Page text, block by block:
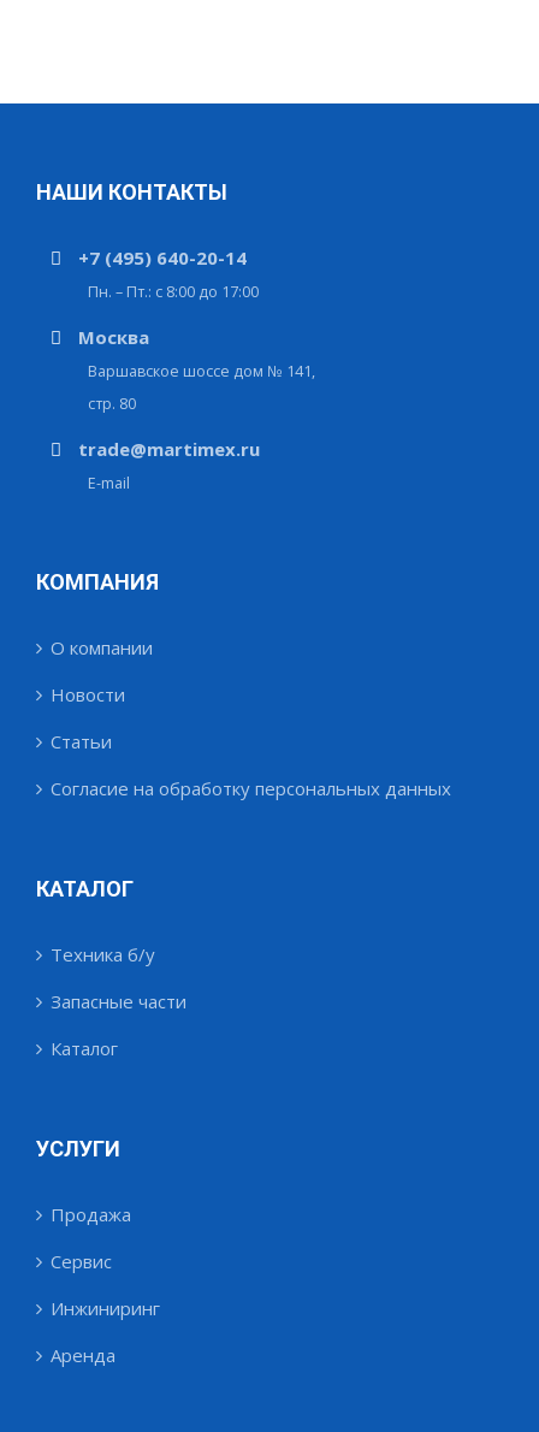
НАШИ КОНТАКТЫ
+7 (495) 640-20-14
Пн. – Пт.: с 8:00 до 17:00
Москва
Варшавское шоссе дом № 141,
стр. 80
trade@martimex.ru
E-mail
КОМПАНИЯ
О компании
Новости
Статьи
Согласие на обработку персональных данных
КАТАЛОГ
Техника б/у
Запасные части
Каталог
УСЛУГИ
Продажа
Сервис
Инжиниринг
Аренда